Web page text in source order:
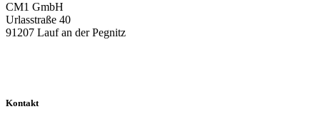
CM1 GmbH
Urlasstraße 40
91207 Lauf an der Pegnitz
Kontakt